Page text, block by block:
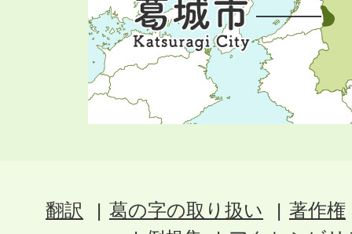
翻訳 葛の字の取り扱い
著作権